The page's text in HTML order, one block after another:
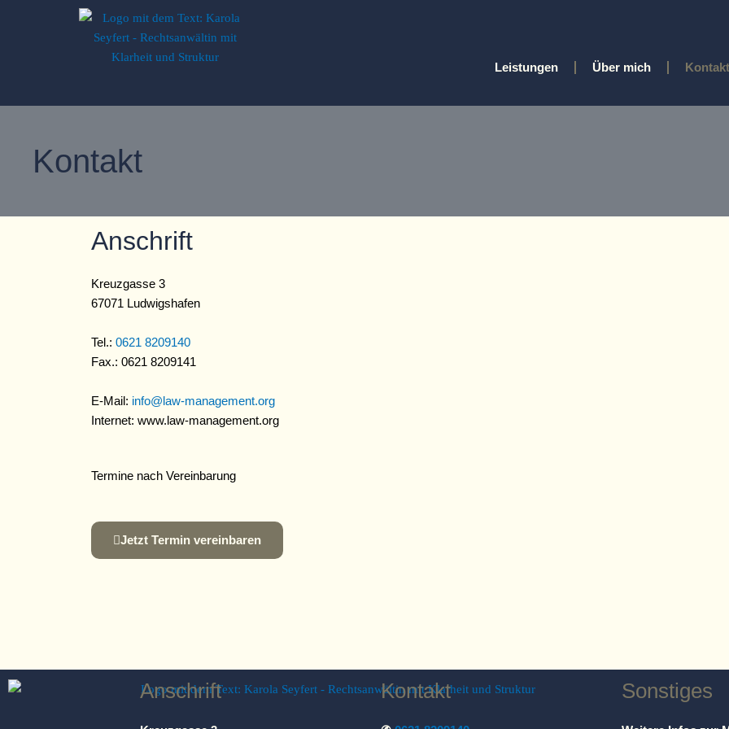
Leistungen Über mich Kontakt
Kontakt
Anschrift
Kreuzgasse 3
67071 Ludwigshafen
Tel.: 0621 8209140
Fax.: 0621 8209141
E-Mail: info@law-management.org
Internet: www.law-management.org
Termine nach Vereinbarung
Jetzt Termin vereinbaren
Anschrift Kontakt Sonstiges